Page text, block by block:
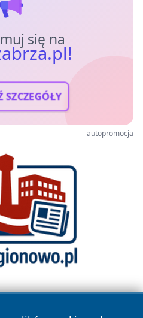
się na
SZCZEGÓŁY
autopromocja